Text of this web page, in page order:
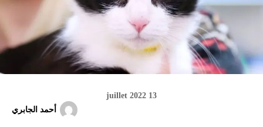
13 juillet 2022
أحمد الجابري